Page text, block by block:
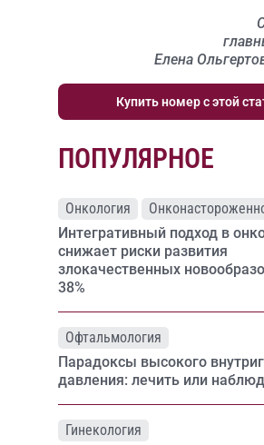
Елена
Купить номер с этой
ПОПУЛЯРНОЕ
Онкология
Интегративный подход в
снижает риски развития
злокачественных
38%
Офтальмология
Парадоксы высокого
давления: лечить или
Гинекология